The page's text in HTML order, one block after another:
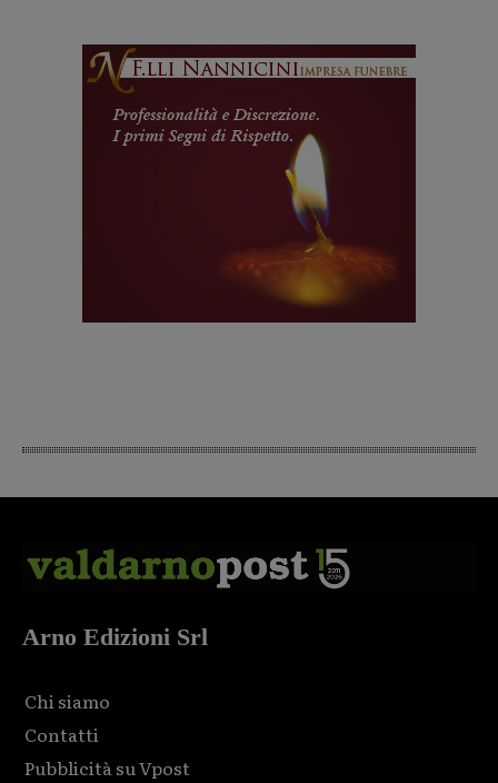
Arno Edizioni Srl
Chi siamo
Contatti
Pubblicità su Vpost